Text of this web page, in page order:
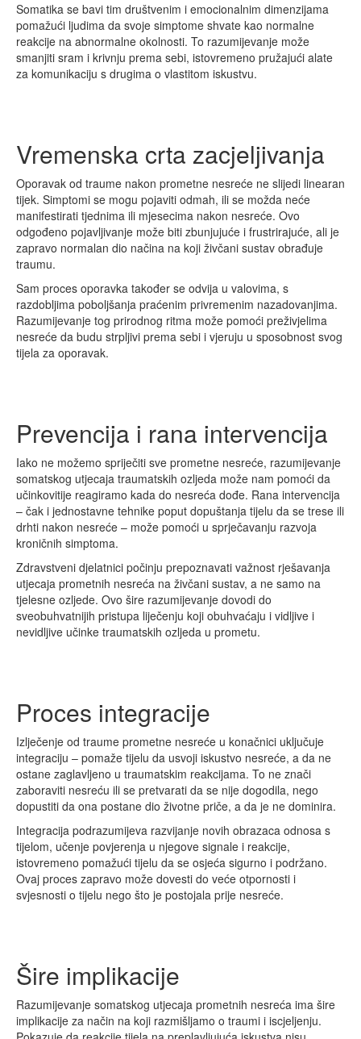
Somatika se bavi tim društvenim i emocionalnim dimenzijama
pomažući ljudima da svoje simptome shvate kao normalne
reakcije na abnormalne okolnosti. To razumijevanje može
smanjiti sram i krivnju prema sebi, istovremeno pružajući alate
za komunikaciju s drugima o vlastitom iskustvu.
Vremenska crta zacjeljivanja
Oporavak od traume nakon prometne nesreće ne slijedi linearan
tijek. Simptomi se mogu pojaviti odmah, ili se možda neće
manifestirati tjednima ili mjesecima nakon nesreće. Ovo
odgođeno pojavljivanje može biti zbunjujuće i frustrirajuće, ali je
zapravo normalan dio načina na koji živčani sustav obrađuje
traumu.
Sam proces oporavka također se odvija u valovima, s
razdobljima poboljšanja praćenim privremenim nazadovanjima.
Razumijevanje tog prirodnog ritma može pomoći preživjelima
nesreće da budu strpljivi prema sebi i vjeruju u sposobnost svog
tijela za oporavak.
Prevencija i rana intervencija
Iako ne možemo spriječiti sve prometne nesreće, razumijevanje
somatskog utjecaja traumatskih ozljeda može nam pomoći da
učinkovitije reagiramo kada do nesreća dođe. Rana intervencija
– čak i jednostavne tehnike poput dopuštanja tijelu da se trese ili
drhti nakon nesreće – može pomoći u sprječavanju razvoja
kroničnih simptoma.
Zdravstveni djelatnici počinju prepoznavati važnost rješavanja
utjecaja prometnih nesreća na živčani sustav, a ne samo na
tjelesne ozljede. Ovo šire razumijevanje dovodi do
sveobuhvatnijih pristupa liječenju koji obuhvaćaju i vidljive i
nevidljive učinke traumatskih ozljeda u prometu.
Proces integracije
Izlječenje od traume prometne nesreće u konačnici uključuje
integraciju – pomaže tijelu da usvoji iskustvo nesreće, a da ne
ostane zaglavljeno u traumatskim reakcijama. To ne znači
zaboraviti nesreću ili se pretvarati da se nije dogodila, nego
dopustiti da ona postane dio životne priče, a da je ne dominira.
Integracija podrazumijeva razvijanje novih obrazaca odnosa s
tijelom, učenje povjerenja u njegove signale i reakcije,
istovremeno pomažući tijelu da se osjeća sigurno i podržano.
Ovaj proces zapravo može dovesti do veće otpornosti i
svjesnosti o tijelu nego što je postojala prije nesreće.
Šire implikacije
Razumijevanje somatskog utjecaja prometnih nesreća ima šire
implikacije za način na koji razmišljamo o traumi i iscjeljenju.